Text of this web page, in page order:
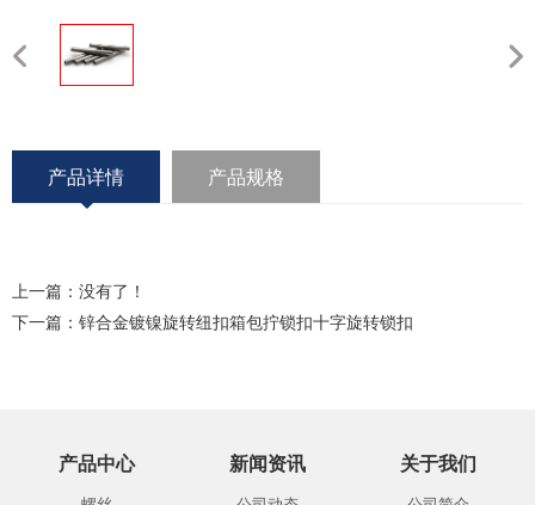
产品详情 产品规格
上一篇：没有了！
下一篇： 锌合金镀镍旋转纽扣箱包拧锁扣十字旋转锁扣
产品中心 新闻资讯 关于我们